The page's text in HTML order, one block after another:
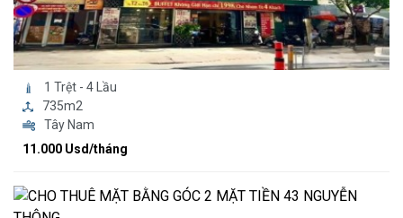
1 Trệt - 4 Lầu
735m2
Tây Nam
11.000 Usd/tháng